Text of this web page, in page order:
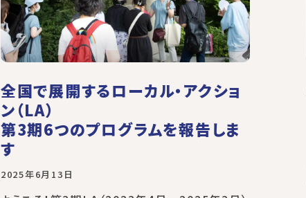
全国で展開するローカル・アクショ
ン（LA）
第3期6つのプログラムを報告しま
す
2025年6月13日